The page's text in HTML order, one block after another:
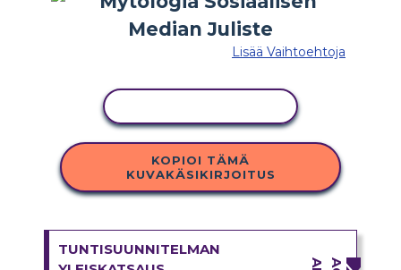
Lisää Vaihtoehtoja
KOPIOI TÄMÄ
KUVAKÄSIKIRJOITUS
TUNTISUUNNITELMAN